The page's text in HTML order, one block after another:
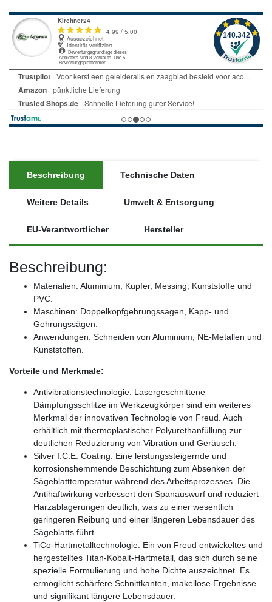
Beschreibung Technische Daten
Weitere Details Umwelt & Entsorgung
EU-Verantwortlicher Hersteller
Beschreibung:
Materialien: Aluminium, Kupfer, Messing, Kunststoffe und
PVC.
Maschinen: Doppelkopfgehrungssägen, Kapp- und
Gehrungssägen.
Anwendungen: Schneiden von Aluminium, NE-Metallen und
Kunststoffen.
Vorteile und Merkmale:
Antivibrationstechnologie: Lasergeschnittene
Dämpfungsschlitze im Werkzeugkörper sind ein weiteres
Merkmal der innovativen Technologie von Freud. Auch
erhältlich mit thermoplastischer Polyurethanfüllung zur
deutlichen Reduzierung von Vibration und Geräusch.
Silver I.C.E. Coating: Eine leistungssteigernde und
korrosionshemmende Beschichtung zum Absenken der
Sägeblatttemperatur während des Arbeitsprozesses. Die
Antihaftwirkung verbessert den Spanauswurf und reduziert
Harzablagerungen deutlich, was zu einer wesentlich
geringeren Reibung und einer längeren Lebensdauer des
Sägeblatts führt.
TiCo-Hartmetalltechnologie: Ein von Freud entwickeltes und
hergestelltes Titan-Kobalt-Hartmetall, das sich durch seine
spezielle Formulierung und hohe Dichte auszeichnet. Es
ermöglicht schärfere Schnittkanten, makellose Ergebnisse
und signifikant längere Lebensdauer.